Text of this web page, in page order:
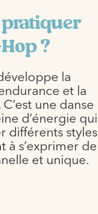
?
la
et la
une danse
d’énergie qui
différents styles
à s’exprimer de
et unique.